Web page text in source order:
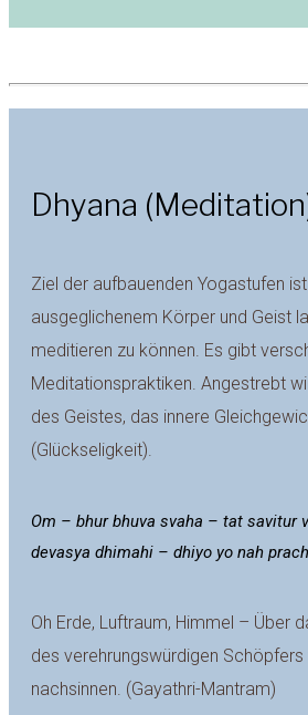
Dhyana
Ziel der aufbauenden Yogastufen
ausgeglichenem Körper und Geist
meditieren zu können. Es gibt
Meditationspraktiken. Angestrebt
des Geistes, das innere
(Glückseligkeit).
Om – bhur bhuva svaha – tat savitur
devasya dhimahi – dhiyo yo nah
Oh Erde, Luftraum, Himmel – Über
des verehrungswürdigen
nachsinnen. (Gayathri-Mantram)